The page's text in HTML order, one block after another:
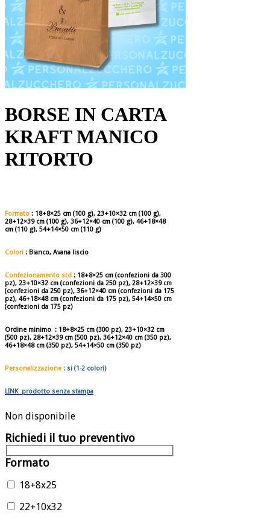
BORSE IN CARTA
KRAFT MANICO
RITORTO
Formato : 18+8×25 cm (100 g), 23+10×32 cm (100 g),
28+12×39 cm (100 g), 36+12×40 cm (100 g), 46+18×48
cm (110 g), 54+14×50 cm (110 g)
Colori : Bianco, Avana liscio
Confezionamento std : 18+8×25 cm (confezioni da 300
pz), 23+10×32 cm (confezioni da 250 pz), 28+12×39 cm
(confezioni da 250 pz), 36+12×40 cm (confezioni da 175
pz), 46+18×48 cm (confezioni da 175 pz), 54+14×50 cm
(confezioni da 175 pz)
Ordine minimo : 18+8×25 cm (300 pz), 23+10×32 cm
(500 pz), 28+12×39 cm (500 pz), 36+12×40 cm (350 pz),
46+18×48 cm (350 pz), 54+14×50 cm (350 pz)
Personalizzazione : si (1-2 colori)
LINK prodotto senza stampa
Non disponibile
Richiedi il tuo preventivo
Formato
18+8x25
22+10x32